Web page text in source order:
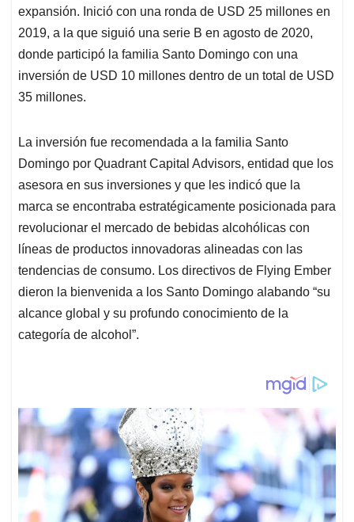
expansión. Inició con una ronda de USD 25 millones en
2019, a la que siguió una serie B en agosto de 2020,
donde participó la familia Santo Domingo con una
inversión de USD 10 millones dentro de un total de USD
35 millones.
La inversión fue recomendada a la familia Santo
Domingo por Quadrant Capital Advisors, entidad que los
asesora en sus inversiones y que les indicó que la
marca se encontraba estratégicamente posicionada para
revolucionar el mercado de bebidas alcohólicas con
líneas de productos innovadoras alineadas con las
tendencias de consumo. Los directivos de Flying Ember
dieron la bienvenida a los Santo Domingo alabando “su
alcance global y su profundo conocimiento de la
categoría de alcohol”.